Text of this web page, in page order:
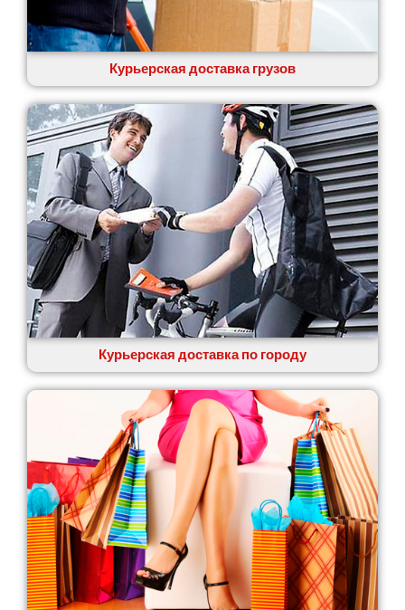
Курьерская доставка грузов
Курьерская доставка по городу